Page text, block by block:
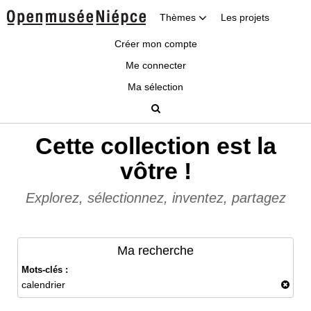
Thèmes Les projets
Créer mon compte
Me connecter
Ma sélection
Cette collection est la
vôtre !
Explorez, sélectionnez, inventez, partagez
Ma recherche
Mots-clés :
calendrier